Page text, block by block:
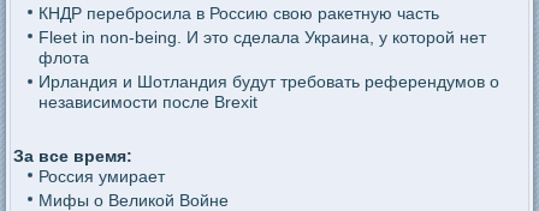
КНДР перебросила в Россию свою ракетную часть
Fleet in non-being. И это сделала Украина, у которой нет
флота
Ирландия и Шотландия будут требовать референдумов о
независимости после Brexit
За все время:
Россия умирает
Мифы о Великой Войне